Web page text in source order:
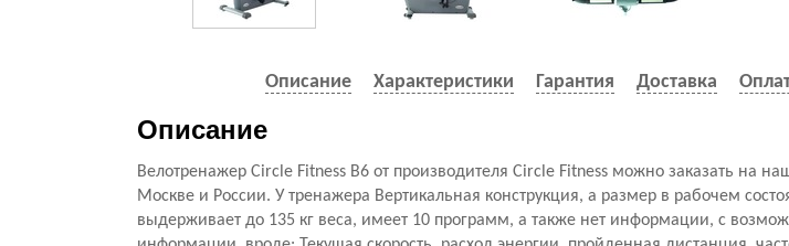
Описание Характеристики Гарантия Доставка
Описание
Велотренажер Circle Fitness B6 от производителя Circle Fitness можно заказать на
Москве и России. У тренажера Вертикальная конструкция, а размер в рабочем
выдерживает до 135 кг веса, имеет 10 программ, а также нет информации, с